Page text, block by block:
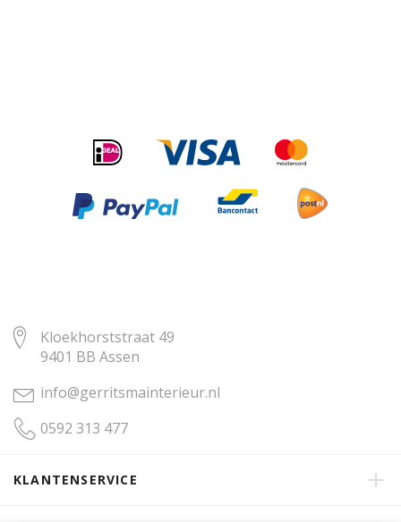
Kloekhorststraat 49
9401 BB Assen
info@gerritsmainterieur.nl
0592 313 477
KLANTENSERVICE